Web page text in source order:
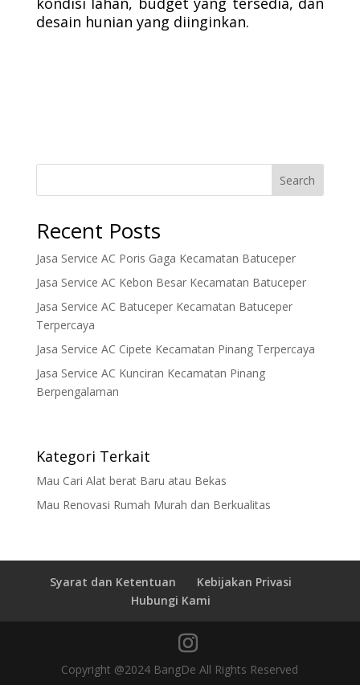
desain hunian yang diinginkan.
Search
Recent Posts
Jasa Service AC Poris Gaga Kecamatan Batuceper
Jasa Service AC Kebon Besar Kecamatan Batuceper
Jasa Service AC Batuceper Kecamatan Batuceper
Terpercaya
Jasa Service AC Cipete Kecamatan Pinang Terpercaya
Jasa Service AC Kunciran Kecamatan Pinang
Berpengalaman
Kategori Terkait
Mau Cari Alat berat Baru atau Bekas
Mau Renovasi Rumah Murah dan Berkualitas
Syarat dan Ketentuan
Kebijakan Privasi
Hubungi Kami
Copyright @2024 BangDe All Rights Reserved